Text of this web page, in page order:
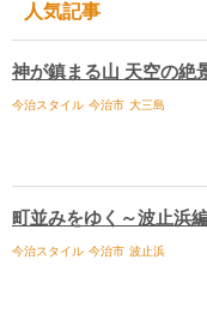
人気記事
神が鎮まる山 天空の絶
今治スタイル 今治市 大三島
町並みをゆく～波止浜
今治スタイル 今治市 波止浜